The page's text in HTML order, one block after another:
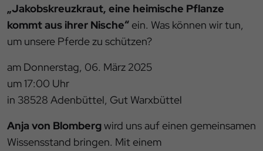
„Jakobskreuzkraut, eine heimische Pflanze
kommt aus ihrer Nische“ein. Was können wir tun,
um unsere Pferde zu schützen?
am Donnerstag, 06. März 2025
um 17:00 Uhr
in 38528 Adenbüttel, Gut Warxbüttel
Anja von Blombergwird uns auf einen gemeinsamen
Wissensstand bringen. Mit einem